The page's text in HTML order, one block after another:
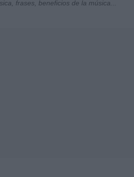
frases, beneficios de la música...